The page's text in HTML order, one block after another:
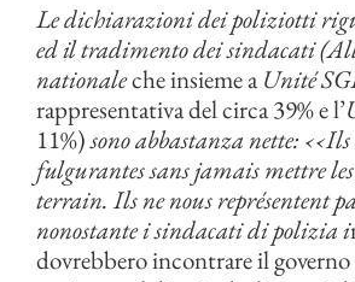
Le dichiarazioni dei poliziotti
ed il tradimento dei sindacati (
nationaleche insieme aUnité
rappresentativa del circa 39% e l’
11%)sono abbastanza nette: ‹‹Ils
fulgurantes sans jamais mettre
terrain. Ils ne nous représentent
nonostante i sindacati di polizia i
dovrebbero incontrare il governo